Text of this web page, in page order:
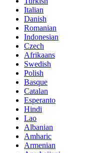
Italian
Danish
Romanian
Indonesian
Czech
Afrikaans
Swedish
Polish
Basque
Catalan
Esperanto
Hindi
Lao
Albanian
Amharic
Armenian